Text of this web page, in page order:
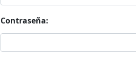
Contraseña: